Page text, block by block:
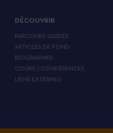
DÉCOUVRIR
PARCOURS GUIDÉS
ARTICLES DE FOND
BIOGRAPHIES
COURS / CONFÉRENCES
LIENS EXTERNES